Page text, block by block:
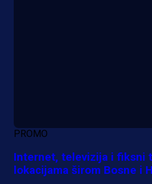
PROMO
Internet, televizija i fiksni
lokacijama širom Bosne i